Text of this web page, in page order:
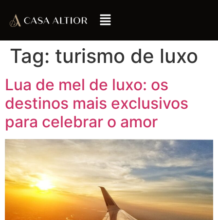
Tag: turismo de luxo
Lua de mel de luxo: os
destinos mais exclusivos
para celebrar o amor